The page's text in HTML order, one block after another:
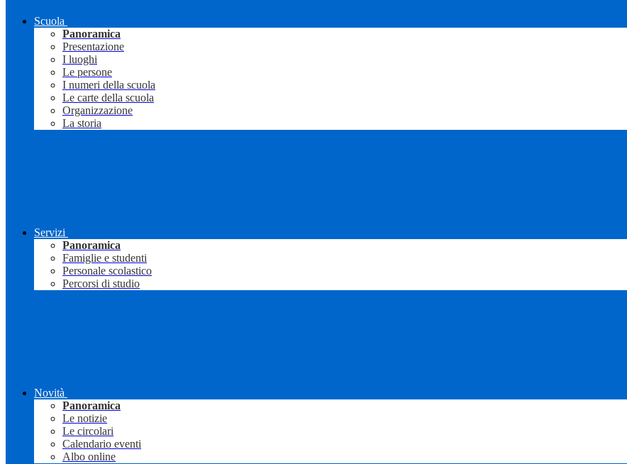
Scuola
Panoramica
Presentazione
I luoghi
Le persone
I numeri della scuola
Le carte della scuola
Organizzazione
La storia
Servizi
Panoramica
Famiglie e studenti
Personale scolastico
Percorsi di studio
Novità
Panoramica
Le notizie
Le circolari
Calendario eventi
Albo online